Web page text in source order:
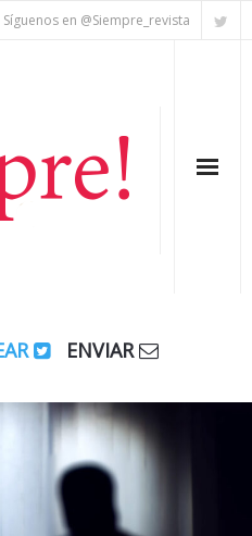
Síguenos en @Siempre_revista
ENVIAR